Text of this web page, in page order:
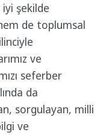
iyi şekilde
de toplumsal
ve
seferber
da
sorgulayan, milli
ve